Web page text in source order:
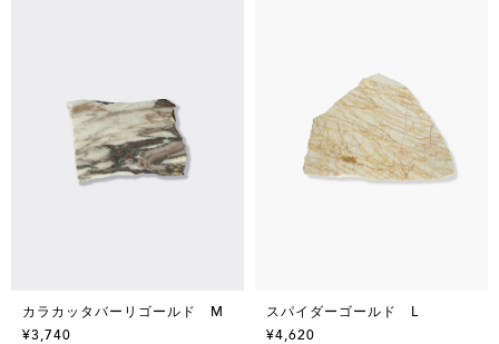
カラカッタバーリゴールド M
¥3,740
スパイダーゴールド L
¥4,620